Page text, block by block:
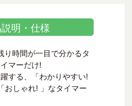
明・仕様
り時間が一目で分かるタ
マーだけ!
する、「わかりやすい!
おしゃれ! 」なタイマー